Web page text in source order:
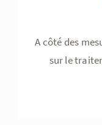
A côté des
sur le